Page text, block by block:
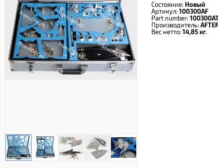
Состояние: Новый
Артикул: 100300AF
Part number:
Производитель:
Вес нетто: 14,85 кг.